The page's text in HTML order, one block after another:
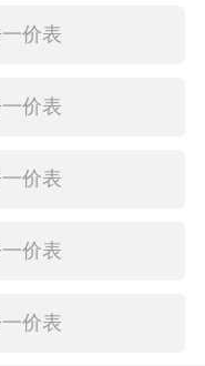
价表
价表
价表
价表
价表